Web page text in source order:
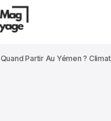
Quand Partir Au Yémen ?